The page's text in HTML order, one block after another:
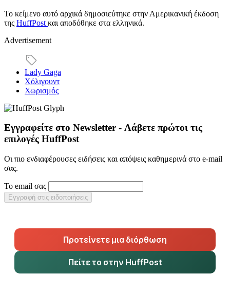
Το κείμενο αυτό αρχικά δημοσιεύτηκε στην Αμερικανική έκδοση
της HuffPost και αποδόθηκε στα ελληνικά.
Advertisement
Lady Gaga
Χόλιγουντ
Χωρισμός
Εγγραφείτε στο Newsletter - Λάβετε πρώτοι τις
επιλογές HuffPost
Οι πιο ενδιαφέρουσες ειδήσεις και απόψεις καθημερινά στο e-mail
σας.
Το email σας
Εγγραφή στις ειδοποιήσεις
Προτείνετε μια διόρθωση
Πείτε το στην HuffPost